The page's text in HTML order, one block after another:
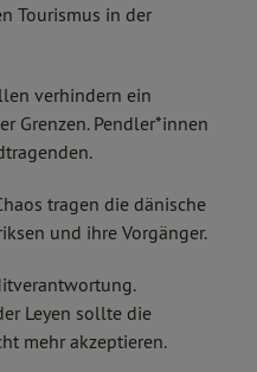
Tourismus in der
verhindern ein
Grenzen. Pendler*innen
tragen die dänische
und ihre Vorgänger.
Leyen sollte die
mehr akzeptieren.